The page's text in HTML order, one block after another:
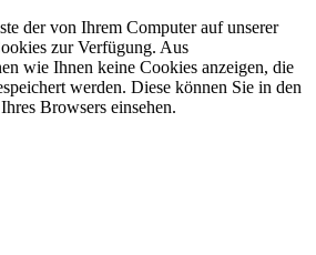
der von Ihrem Computer auf unserer
zur Verfügung. Aus
wie Ihnen keine Cookies anzeigen, die
werden. Diese können Sie in den
Browsers einsehen.